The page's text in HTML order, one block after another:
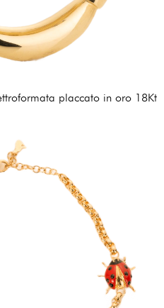
placcato in oro 18Kt